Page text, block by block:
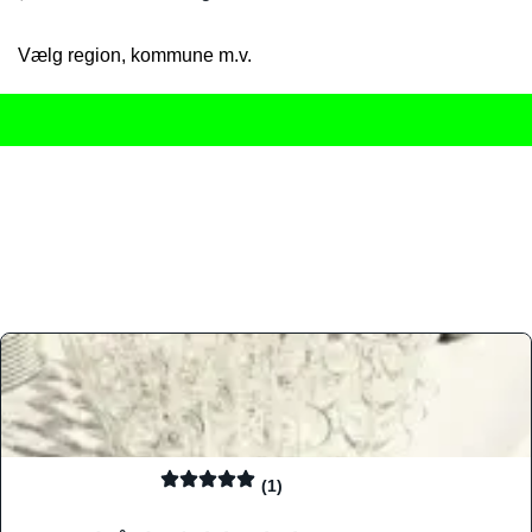
Vælg region, kommune m.v.
(1)